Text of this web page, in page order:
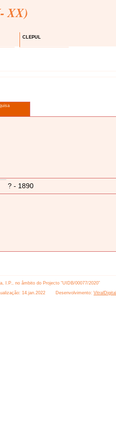
XX)
CLEPUL
? - 1890
I.P., no âmbito do Projecto “UIDB/00077/2020”
14.jan.2022 Desenvolvimento: VitralDigital